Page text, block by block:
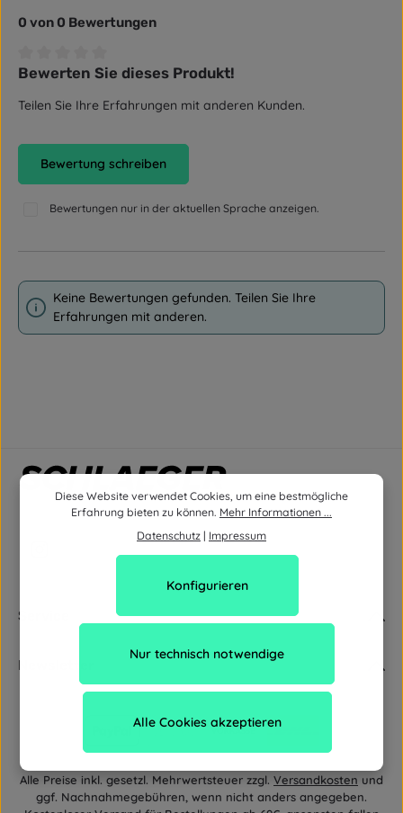
0 von 0 Bewertungen
Durchschnittliche Bewertung von 0 von 5 Sternen
Bewerten Sie dieses Produkt!
Teilen Sie Ihre Erfahrungen mit anderen Kunden.
Bewertung schreiben
Bewertungen nur in der aktuellen Sprache anzeigen.
Keine Bewertungen gefunden. Teilen Sie Ihre
Erfahrungen mit anderen.
Service
Newsletter
Alle Preise inkl. gesetzl. Mehrwertsteuer zzgl. Versandkosten und
ggf. Nachnahmegebühren, wenn nicht anders angegeben.
Diese Website verwendet Cookies, um eine bestmögliche
Erfahrung bieten zu können. Mehr Informationen ...
Datenschutz | Impressum
Nur technisch notwendige
Konfigurieren
Alle Cookies akzeptieren